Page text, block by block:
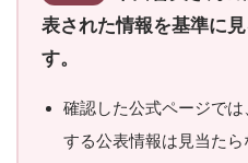
表された情報を基準に
す。
確認した公式ページで
する公表情報は見当たら